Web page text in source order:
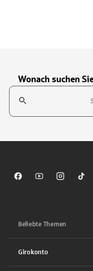
Wonach suchen
Suchfeld
Sparkasse auf Facebook
Sparkasse auf
Sparkasse
Beliebte Themen
Girokonto